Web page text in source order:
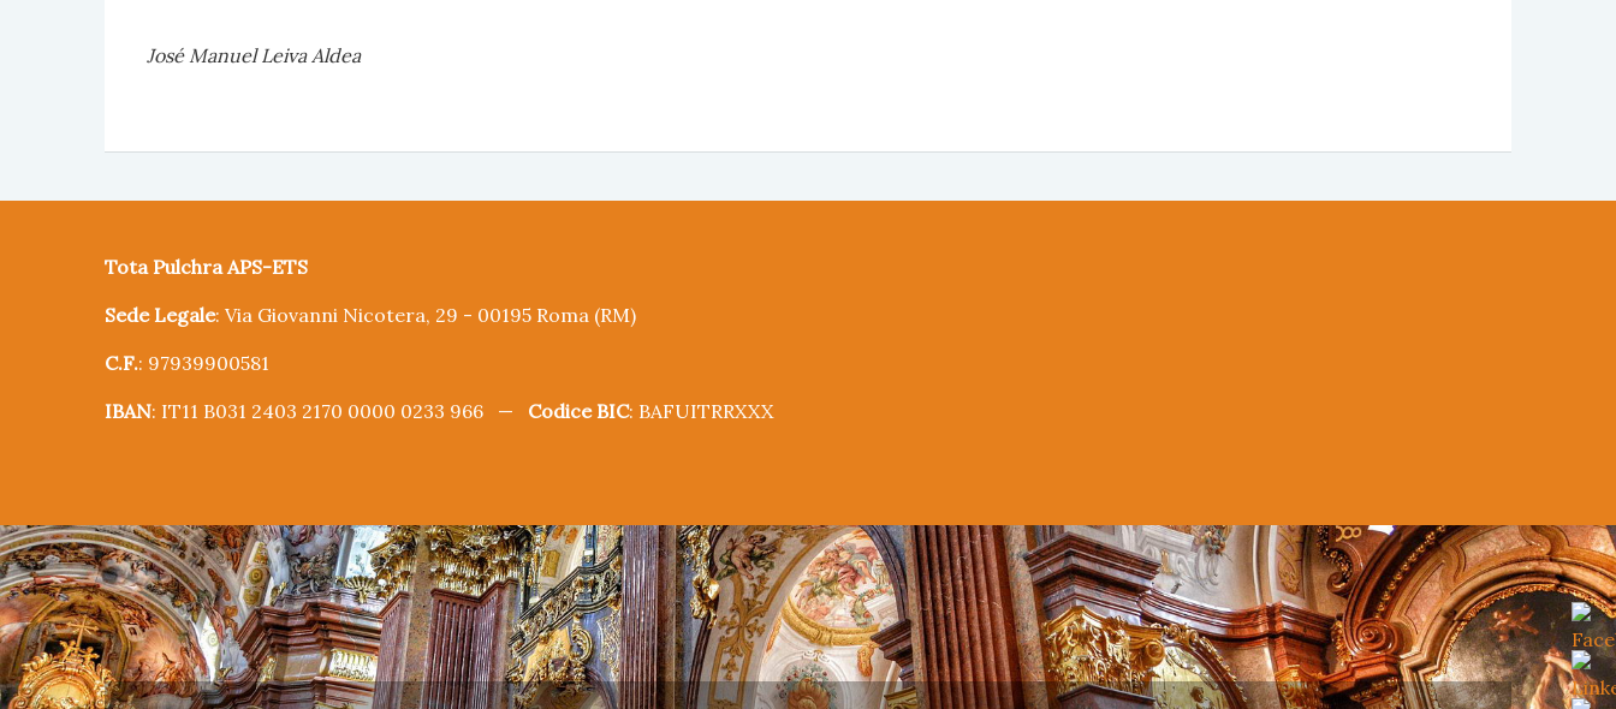
José Manuel Leiva Aldea
Tota Pulchra APS-ETS
Sede Legale: Via Giovanni Nicotera, 29 - 00195 Roma (RM)
C.F.: 97939900581
IBAN: IT11 B031 2403 2170 0000 0233 966 — Codice BIC: BAFUITRRXXX